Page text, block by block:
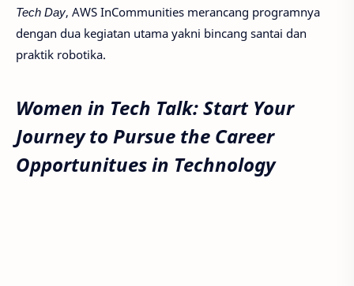
Tech Day, AWS InCommunities merancang programnya
dengan dua kegiatan utama yakni bincang santai dan
praktik robotika.
Women in Tech Talk: Start Your
Journey to Pursue the Career
Opportunitues in Technology